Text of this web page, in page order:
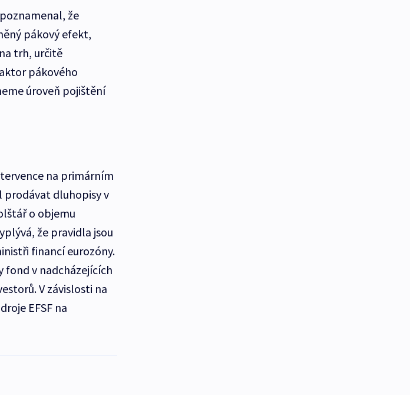
že
pákový efekt,
trh, určitě
pákového
úroveň pojištění
na primárním
prodávat dluhopisy v
o objemu
že pravidla jsou
financí eurozóny.
v nadcházejících
V závislosti na
EFSF na